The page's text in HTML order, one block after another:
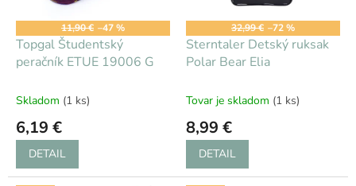
d
11,90 € –47 %
Topgal Študentský
peračník ETUE 19006 G
Skladom (1 ks)
6,19 €
DETAIL
32,99 € –72 %
Sterntaler Detský ruksak
Polar Bear Elia
Tovar je skladom (1 ks)
8,99 €
DETAIL